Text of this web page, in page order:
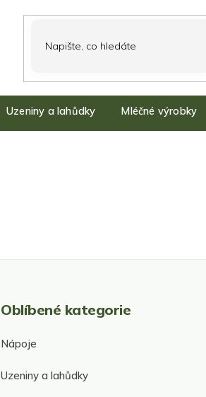
Uzeniny a lahůdky Mléčné výrobky
Oblíbené kategorie
Nápoje
Uzeniny a lahůdky